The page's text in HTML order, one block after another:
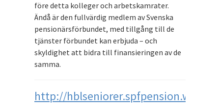
före detta kolleger och arbetskamrater.
Ändå är den fullvärdig medlem av Svenska
pensionärsförbundet, med tillgång till de
tjänster förbundet kan erbjuda – och
skyldighet att bidra till finansieringen av de
samma.
http://